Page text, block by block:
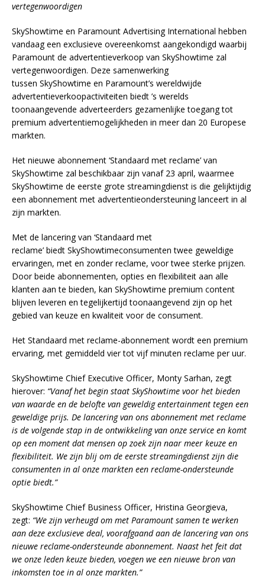
vertegenwoordigen
SkyShowtime en Paramount Advertising International hebben
vandaag een exclusieve overeenkomst aangekondigd waarbij
Paramount de advertentieverkoop van SkyShowtime zal
vertegenwoordigen. Deze samenwerking
tussen SkyShowtime en Paramount’s wereldwijde
advertentieverkoopactiviteiten biedt ’s werelds
toonaangevende adverteerders gezamenlijke toegang tot
premium advertentiemogelijkheden in meer dan 20 Europese
markten.
Het nieuwe abonnement ‘Standaard met reclame’ van
SkyShowtime zal beschikbaar zijn vanaf 23 april, waarmee
SkyShowtime de eerste grote streamingdienst is die gelijktijdig
een abonnement met advertentieondersteuning lanceert in al
zijn markten.
Met de lancering van ‘Standaard met
reclame’ biedt SkyShowtimeconsumenten twee geweldige
ervaringen, met en zonder reclame, voor twee sterke prijzen.
Door beide abonnementen, opties en flexibiliteit aan alle
klanten aan te bieden, kan SkyShowtime premium content
blijven leveren en tegelijkertijd toonaangevend zijn op het
gebied van keuze en kwaliteit voor de consument.
Het Standaard met reclame-abonnement wordt een premium
ervaring, met gemiddeld vier tot vijf minuten reclame per uur.
SkyShowtime Chief Executive Officer, Monty Sarhan, zegt
hierover: “Vanaf het begin staat SkyShowtime voor het bieden
van waarde en de belofte van geweldig entertainment tegen een
geweldige prijs. De lancering van ons abonnement met reclame
is de volgende stap in de ontwikkeling van onze service en komt
op een moment dat mensen op zoek zijn naar meer keuze en
flexibiliteit. We zijn blij om de eerste streamingdienst zijn die
consumenten in al onze markten een reclame-ondersteunde
optie biedt.”
SkyShowtime Chief Business Officer, Hristina Georgieva,
zegt: “We zijn verheugd om met Paramount samen te werken
aan deze exclusieve deal, voorafgaand aan de lancering van ons
nieuwe reclame-ondersteunde abonnement. Naast het feit dat
we onze leden keuze bieden, voegen we een nieuwe bron van
inkomsten toe in al onze markten.”